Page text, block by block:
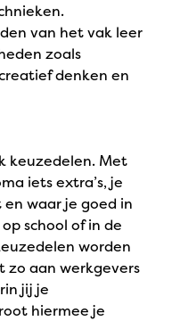
van het vak leer
zoals
denken en
keuzedelen. Met
iets extra’s, je
waar je goed in
school of in de
worden
zo aan werkgevers
jij je
hiermee je